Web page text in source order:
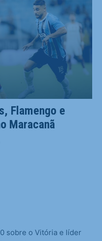
Flamengo e
Maracanã
sobre o Vitória e líder